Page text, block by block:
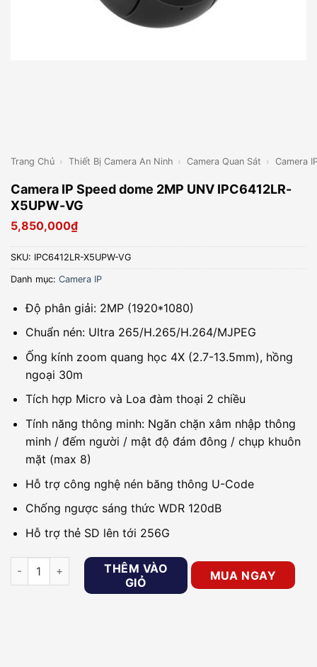
Trang Chủ › Thiết Bị Camera An Ninh › Camera Quan Sát › Camera
Camera IP Speed dome 2MP UNV IPC6412LR-
X5UPW-VG
5,850,000₫
SKU: IPC6412LR-X5UPW-VG
Danh mục: Camera IP
Độ phân giải: 2MP (1920*1080)
Chuẩn nén: Ultra 265/H.265/H.264/MJPEG
Ống kính zoom quang học 4X (2.7-13.5mm), hồng
ngoại 30m
Tích hợp Micro và Loa đàm thoại 2 chiều
Tính năng thông minh: Ngăn chặn xâm nhập thông
minh / đếm người / mật độ đám đông / chụp khuôn
mặt (max 8)
Hỗ trợ công nghệ nén băng thông U-Code
Chống ngược sáng thức WDR 120dB
Hỗ trợ thẻ SD lên tới 256G
Camera IP Speed dome 2MP UNV IPC6412LR-X5UPW-VG số
THÊM VÀO
GIỎ
MUA NGAY